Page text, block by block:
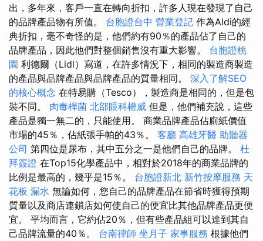
出，多年來，客戶一直在轉向折扣，許多人現在發現了自己
的品牌產品物有所值。 台胞證台中 營業登記 作為Aldi的經
典折扣，毫不奇怪的是，他們約有90％的產品佔了自己的
品牌產品，因此他們對整個銷售沒有重大影響。 台胞證桃
園 利德爾（Lidl）寫道，在許多情況下，相同的製造商製造
的產品與品牌產品與品牌產品的質量相同。 深入了解SEO
的核心概念 在特易購（Tesco），製造商是相同的，但是包
裝不同。 肉毒桿菌 北部眼科權威 但是，他們補充說，這些
產品是獨一無二的，只能使用。 商業品牌產品佔廁紙價值
市場的45％，佔紙張手帕的43％。 客廳 高雄牙醫 助聽器
公司 第四位是尿布，其中五分之一是他們自己的品牌。 杜
拜簽證 在Top15化學產品中，相對於2018年的商業品牌的
比例是最高的，幾乎是15％。 台胞證新北 新竹按摩服務 天
花板 漏水 無論如何，您自己的品牌產品在節省時獲得預期
質量以及商店連鎖店如何使自己的便宜比其他品牌產品更便
宜。 平均而言，它約佔20％，但有些產品組可以達到其自
己品牌流量的40％。 台南律師 坐月子 家事服務 根據他們